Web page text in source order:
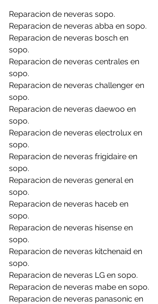
Reparacion de neveras sopo.
Reparacion de neveras abba en sopo.
Reparacion de neveras bosch en
sopo.
Reparacion de neveras centrales en
sopo.
Reparacion de neveras challenger en
sopo.
Reparacion de neveras daewoo en
sopo.
Reparacion de neveras electrolux en
sopo.
Reparacion de neveras frigidaire en
sopo.
Reparacion de neveras general en
sopo.
Reparacion de neveras haceb en
sopo.
Reparacion de neveras hisense en
sopo.
Reparacion de neveras kitchenaid en
sopo.
Reparacion de neveras LG en sopo.
Reparacion de neveras mabe en sopo.
Reparacion de neveras panasonic en